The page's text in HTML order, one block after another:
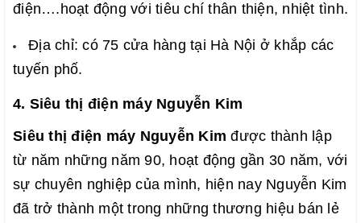
điện….hoạt động với tiêu chí thân thiện, nhiệt tình.
Địa chỉ: có 75 cửa hàng tại Hà Nội ở khắp các
tuyến phố.
4. Siêu thị điện máy Nguyễn Kim
Siêu thị điện máy Nguyễn Kim được thành lập
từ năm những năm 90, hoạt động gần 30 năm, với
sự chuyên nghiệp của mình, hiện nay Nguyễn Kim
đã trở thành một trong những thương hiệu bán lẻ